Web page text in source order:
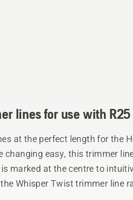
lines for use with
at the perfect length for the
changing easy, this trimmer
marked at the centre to
Whisper Twist trimmer line